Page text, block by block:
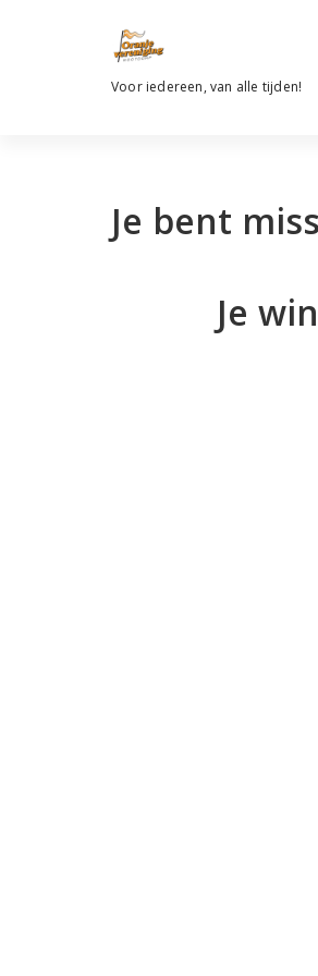
Voor iedereen, van alle tijden!
Je bent
Je